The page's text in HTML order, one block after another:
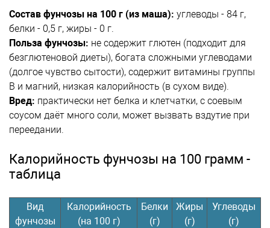
Состав фунчозы на 100 г (из маша): углеводы - 84 г,
белки - 0,5 г, жиры - 0 г.
Польза фунчозы: не содержит глютен (подходит для
безглютеновой диеты), богата сложными углеводами
(долгое чувство сытости), содержит витамины группы
B и магний, низкая калорийность (в сухом виде).
Вред: практически нет белка и клетчатки, с соевым
соусом даёт много соли, может вызвать вздутие при
переедании.
Калорийность фунчозы на 100 грамм -
таблица
Вид
фунчозы
Калорийность
(на 100 г)
Белки
(г)
Жиры
(г)
Углеводы
(г)